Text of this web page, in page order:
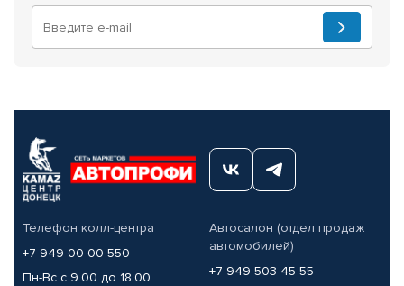
Телефон колл-центра
+7 949 00-00-550
Пн-Вс с 9.00 до 18.00
Автосалон (отдел продаж
автомобилей)
+7 949 503-45-55